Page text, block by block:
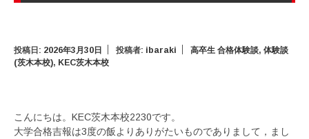
投稿日: 2026年3月30日 投稿者: ibaraki 高卒生 合格体験談, 体験談
(茨木本校), KEC茨木本校
こんにちは。KEC茨木本校2230です。
大学合格吉報は3度の飯よりありがたいものでありまして，まし